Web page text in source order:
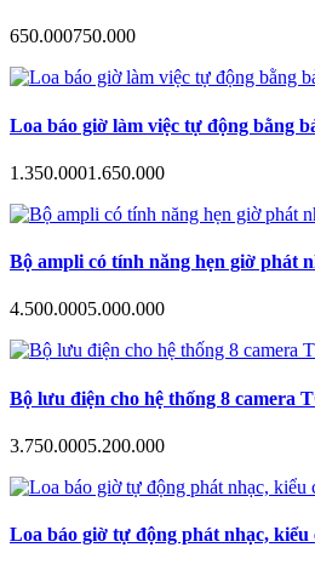
650.000750.000
Loa báo giờ làm việc tự động bằng
1.350.0001.650.000
Bộ ampli có tính năng hẹn giờ phát
4.500.0005.000.000
Bộ lưu điện cho hệ thống 8 camera
3.750.0005.200.000
Loa báo giờ tự động phát nhạc,